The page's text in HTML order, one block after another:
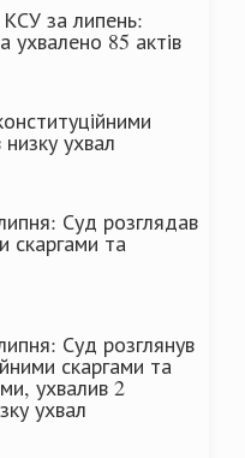
за липень:
ухвалено 85 актів
ухвал
Суд розглядав
скаргами та
Суд розглянув
скаргами та
ухвалив 2
ухвал